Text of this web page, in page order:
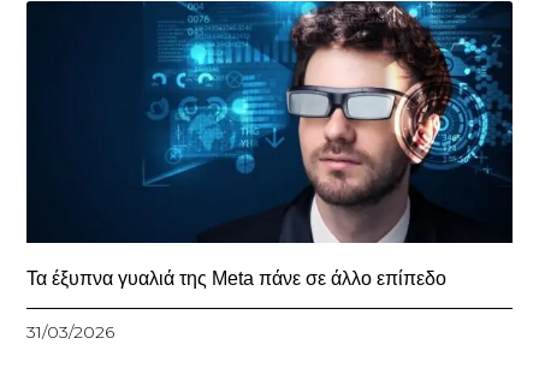
Τα έξυπνα γυαλιά της Meta πάνε σε άλλο επίπεδο
31/03/2026